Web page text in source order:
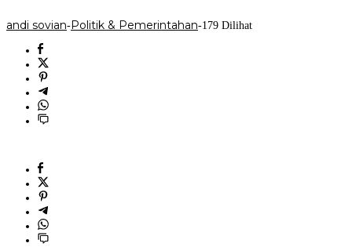
andi sovian-Politik & Pemerintahan-179 Dilihat